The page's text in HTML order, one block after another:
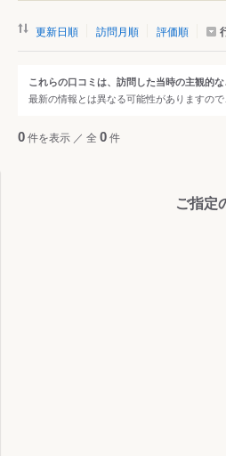
守口・門真
枚方・寝屋川
東大阪
ジャンルから探す
すべて レストラン
更新日順 訪問月順 評価順
これらの口コミは、訪問した当時の主観的な
最新の情報とは異なる可能性がありますので
0件を表示 ／ 全 0件
ご指定